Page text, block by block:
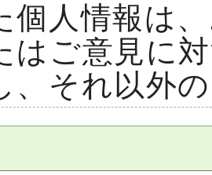
個人情報は
はご意見に
、それ以外